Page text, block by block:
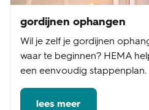
gordijnen ophangen
Wil je zelf je gordijnen
waar te beginnen? HEMA
een eenvoudig stappenplan.
lees meer